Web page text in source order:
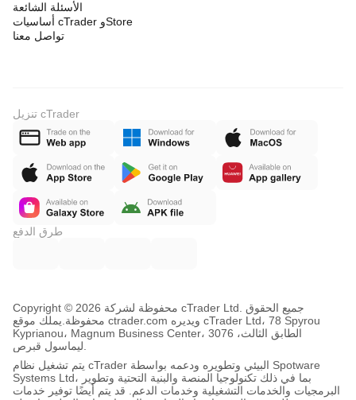
الأسئلة الشائعة
أساسيات cTrader وStore
تواصل معنا
تنزيل cTrader
طرق الدفع
Copyright © محفوظة لشركة 2026 cTrader Ltd. جميع الحقوق
محفوظة. يملك موقع ctrader.com ويديره cTrader Ltd، 78 Spyrou
Kyprianou، Magnum Business Center، الطابق الثالث، 3076
يتم تشغيل نظام cTrader البيئي وتطويره ودعمه بواسطة Spotware
Systems Ltd، بما في ذلك تكنولوجيا المنصة والبنية التحتية وتطوير
البرمجيات والخدمات التشغيلية وخدمات الدعم. قد يتم أيضًا توفير خدمات